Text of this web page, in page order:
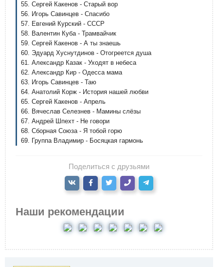
55. Сергей Какенов - Старый вор
56. Игорь Савинцев - Спасибо
57. Евгений Курский - CССР
58. Валентин Куба - Трамвайчик
59. Сергей Какенов - А ты знаешь
60. Эдуард Хуснутдинов - Отогреется душа
61. Александр Казак - Уходят в небеса
62. Александр Кир - Одесса мама
63. Игорь Савинцев - Таю
64. Анатолий Корж - История нашей любви
65. Сергей Какенов - Апрель
66. Вячеслав Селезнев - Мамины слёзы
67. Андрей Шпехт - Не говори
68. Сборная Союза - Я тобой горю
69. Группа Владимир - Босяцкая гармонь
Поделиться с друзьями
Наши рекомендации